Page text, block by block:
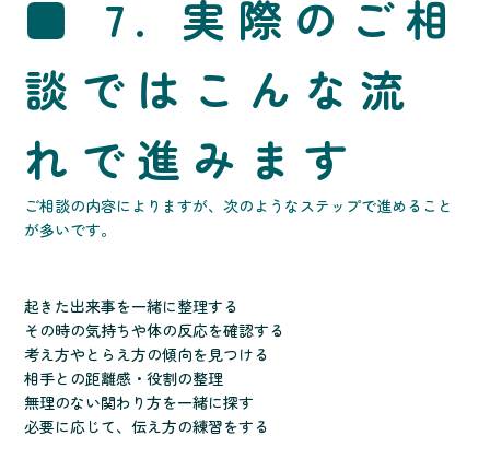
■ 7. 実際のご相
談ではこんな流
れで進みます
ご相談の内容によりますが、次のようなステップで進めること
が多いです。
起きた出来事を一緒に整理する
その時の気持ちや体の反応を確認する
考え方やとらえ方の傾向を見つける
相手との距離感・役割の整理
無理のない関わり方を一緒に探す
必要に応じて、伝え方の練習をする